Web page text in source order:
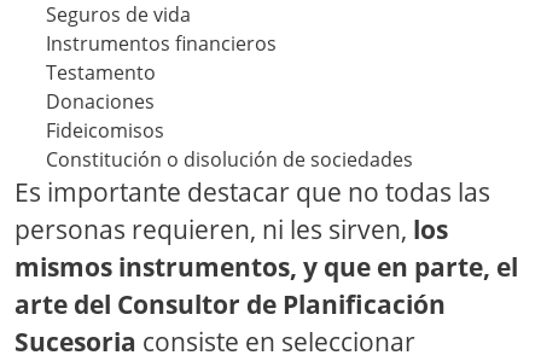
Seguros de vida
Instrumentos financieros
Testamento
Donaciones
Fideicomisos
Constitución o disolución de sociedades
Es importante destacar que no todas las
personas requieren, ni les sirven, los
mismos instrumentos, y que en parte, el
arte del Consultor de Planificación
Sucesoria consiste en seleccionar